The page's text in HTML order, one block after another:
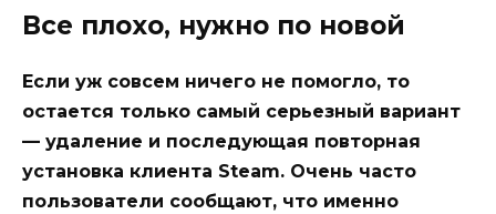
Все плохо, нужно по новой
Если уж совсем ничего не помогло, то
остается только самый серьезный вариант
— удаление и последующая повторная
установка клиента Steam. Очень часто
пользователи сообщают, что именно